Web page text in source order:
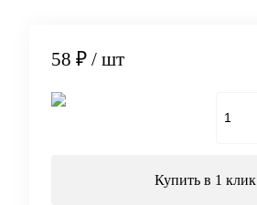
58 ₽ / шт
Купить в 1 клик